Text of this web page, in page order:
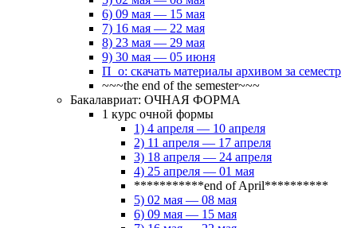
6) 09 мая — 15 мая
7) 16 мая — 22 мая
8) 23 мая — 29 мая
9) 30 мая — 05 июня
П_о: скачать материалы архивом за семестр
~~~the end of the semester~~~
Бакалавриат: ОЧНАЯ ФОРМА
1 курс очной формы
1) 4 апреля — 10 апреля
2) 11 апреля — 17 апреля
3) 18 апреля — 24 апреля
4) 25 апреля — 01 мая
***********end of April**********
5) 02 мая — 08 мая
6) 09 мая — 15 мая